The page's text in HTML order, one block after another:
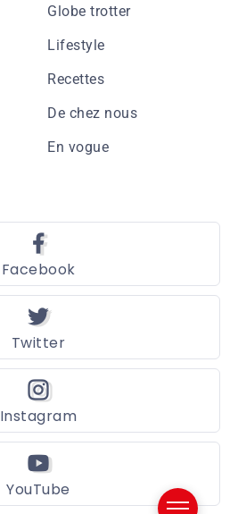
Globe trotter
Lifestyle
Recettes
De chez nous
En vogue
Facebook
Twitter
Instagram
YouTube